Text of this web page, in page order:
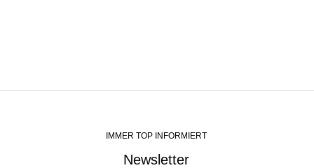
IMMER TOP INFORMIERT
Newsletter